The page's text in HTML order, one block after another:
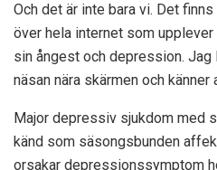
Och det är inte bara vi. Det
över hela internet som
sin ångest och depression. Jag
näsan nära skärmen och
Major depressiv sjukdom med
känd som säsongsbunden
orsakar depressionssymptom